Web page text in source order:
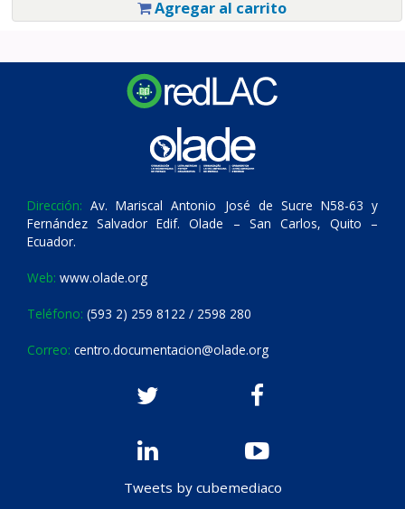
Agregar al carrito
Dirección: Av. Mariscal Antonio José de Sucre N58-63 y
Fernández Salvador Edif. Olade – San Carlos, Quito –
Ecuador.
Web: www.olade.org
Teléfono: (593 2) 259 8122 / 2598 280
Correo: centro.documentacion@olade.org
Tweets by cubemediaco